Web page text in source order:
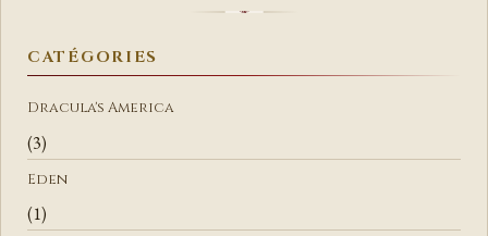
E
R
C
H
E
R
CATÉGORIES
Dracula's America
(3)
Eden
(1)